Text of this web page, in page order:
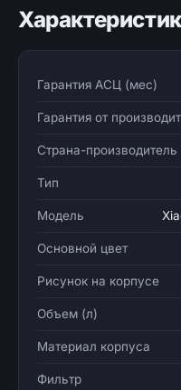
Гарантия АСЦ (мес)
Гарантия от
Страна-производитель
Тип
Модель
Основной цвет
Рисунок на корпусе
Объем (л)
Материал корпуса
Фильтр